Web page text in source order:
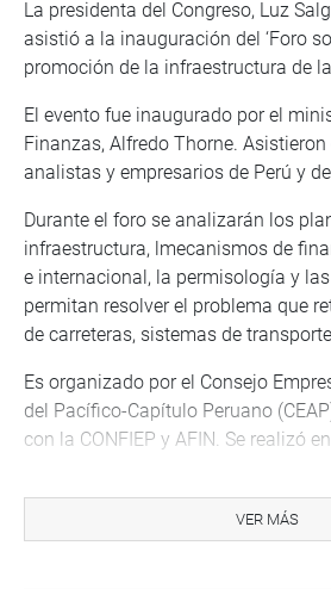
La presidenta del Congreso, Luz
asistió a la inauguración del ‘Foro
promoción de la infraestructura de
El evento fue inaugurado por el
Finanzas, Alfredo Thorne.
analistas y empresarios de Perú y
Durante el foro se analizarán los
infraestructura, lmecanismos de
e internacional, la permisología y
permitan resolver el problema que
de carreteras, sistemas de
Es organizado por el Consejo
del Pacífico-Capítulo Peruano
con la CONFIEP y AFIN. Se realizó
VER MÁS